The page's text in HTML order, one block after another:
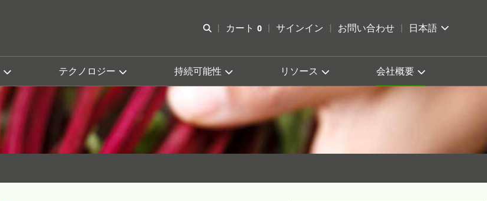
検索を開く
カート 0
カートを確認する
サインイン お問い合わせ 日本語
テクノロジー 持続可能性 リソース 会社概要